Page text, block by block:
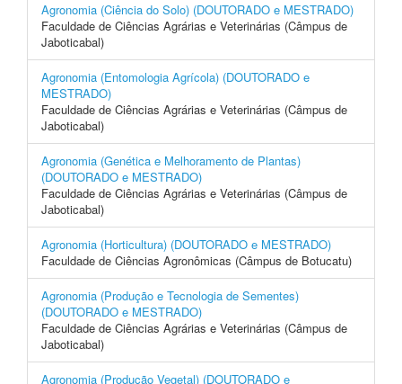
Agronomia (Ciência do Solo) (DOUTORADO e MESTRADO)
Faculdade de Ciências Agrárias e Veterinárias (Câmpus de
Jaboticabal)
Agronomia (Entomologia Agrícola) (DOUTORADO e
MESTRADO)
Faculdade de Ciências Agrárias e Veterinárias (Câmpus de
Jaboticabal)
Agronomia (Genética e Melhoramento de Plantas)
(DOUTORADO e MESTRADO)
Faculdade de Ciências Agrárias e Veterinárias (Câmpus de
Jaboticabal)
Agronomia (Horticultura) (DOUTORADO e MESTRADO)
Faculdade de Ciências Agronômicas (Câmpus de Botucatu)
Agronomia (Produção e Tecnologia de Sementes)
(DOUTORADO e MESTRADO)
Faculdade de Ciências Agrárias e Veterinárias (Câmpus de
Jaboticabal)
Agronomia (Produção Vegetal) (DOUTORADO e